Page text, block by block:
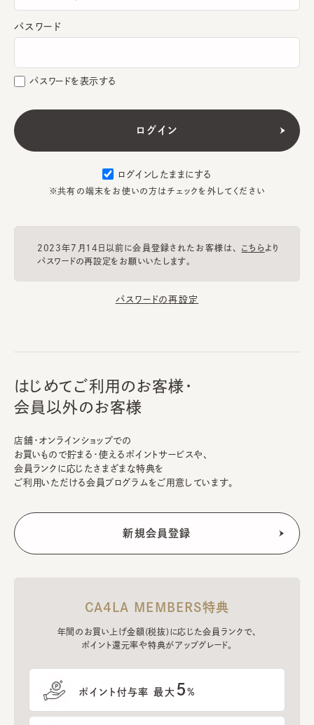
パスワード
パスワードを表示する
ログインしたままにする
※共有の端末をお使いの方はチェックを外してください
2023年7月14日以前に会員登録されたお客様は、 こちらより
パスワードの再設定をお願いいたします。
パスワードの再設定
はじめてご利用のお客様・
会員以外のお客様
店舗・オンラインショップでの
お買いもので貯まる・使えるポイントサービスや、
会員ランクに応じたさまざまな特典を
ご利用いただける会員プログラムをご用意しています。
CA4LA MEMBERS特典
年間のお買い上げ金額(税抜)に応じた会員ランクで、
ポイント還元率や特典がアップグレード。
ポイント付与率 最大 5%